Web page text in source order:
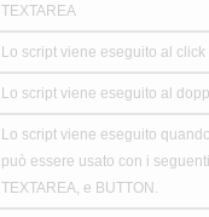
TEXTAREA
Lo script viene eseguito al
Lo script viene eseguito al
Lo script viene eseguito
può essere usato con i
TEXTAREA, e BUTTON.